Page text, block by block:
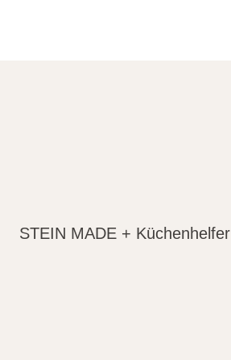
STEIN MADE + Küchenhelfer